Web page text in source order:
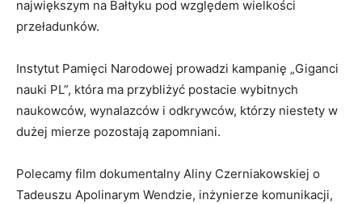
największym na Bałtyku pod względem wielkości
przeładunków.
Instytut Pamięci Narodowej prowadzi kampanię „Giganci
nauki PL”, która ma przybliżyć postacie wybitnych
naukowców, wynalazców i odkrywców, którzy niestety w
dużej mierze pozostają zapomniani.
Polecamy film dokumentalny Aliny Czerniakowskiej o
Tadeuszu Apolinarym Wendzie, inżynierze komunikacji,